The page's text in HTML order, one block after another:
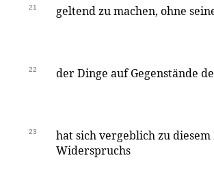
21 geltend zu machen, ohne
22 der Dinge auf Gegenstände
23
hat sich vergeblich zu diesem
Widerspruchs